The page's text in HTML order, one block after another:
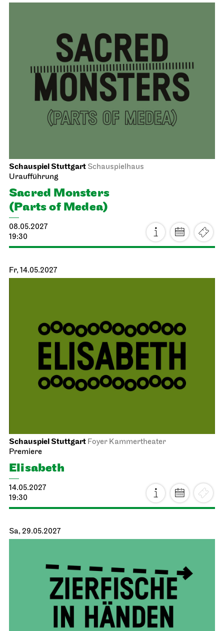
Schauspiel Stuttgart Schauspielhaus
Uraufführung
Sacred Monsters
(Parts of Medea)
08.05.2027
19:30
Fr, 14.05.2027
Schauspiel Stuttgart Foyer Kammertheater
Premiere
Elisabeth
14.05.2027
19:30
Sa, 29.05.2027